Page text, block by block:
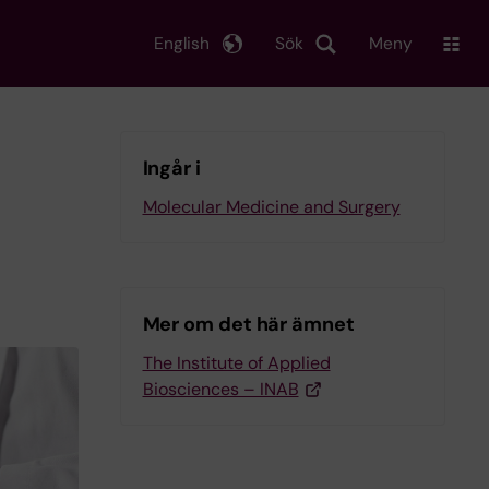
Sök
English Meny
Ingår i
Molecular Medicine and Surgery
Mer om det här ämnet
The Institute of Applied
Biosciences – INAB